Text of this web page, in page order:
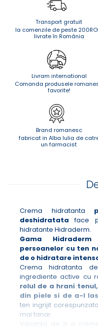
Transport gratuit
la comenzile de peste
livrate în România
Livram international
Comanda produsele
favorite!
Brand romanesc
fabricat in Alba Iulia de
un farmacist
Crema hidratanta
deshidratata face
hidratante Hidraderm.
Gama
persoanelor cu ten
de o hidratare
Crema hidratanta
ingrediente active cu
rolul de a hrani
din piele si de a-l
ten ingrijit
mai tanar.
Varianta de zi a